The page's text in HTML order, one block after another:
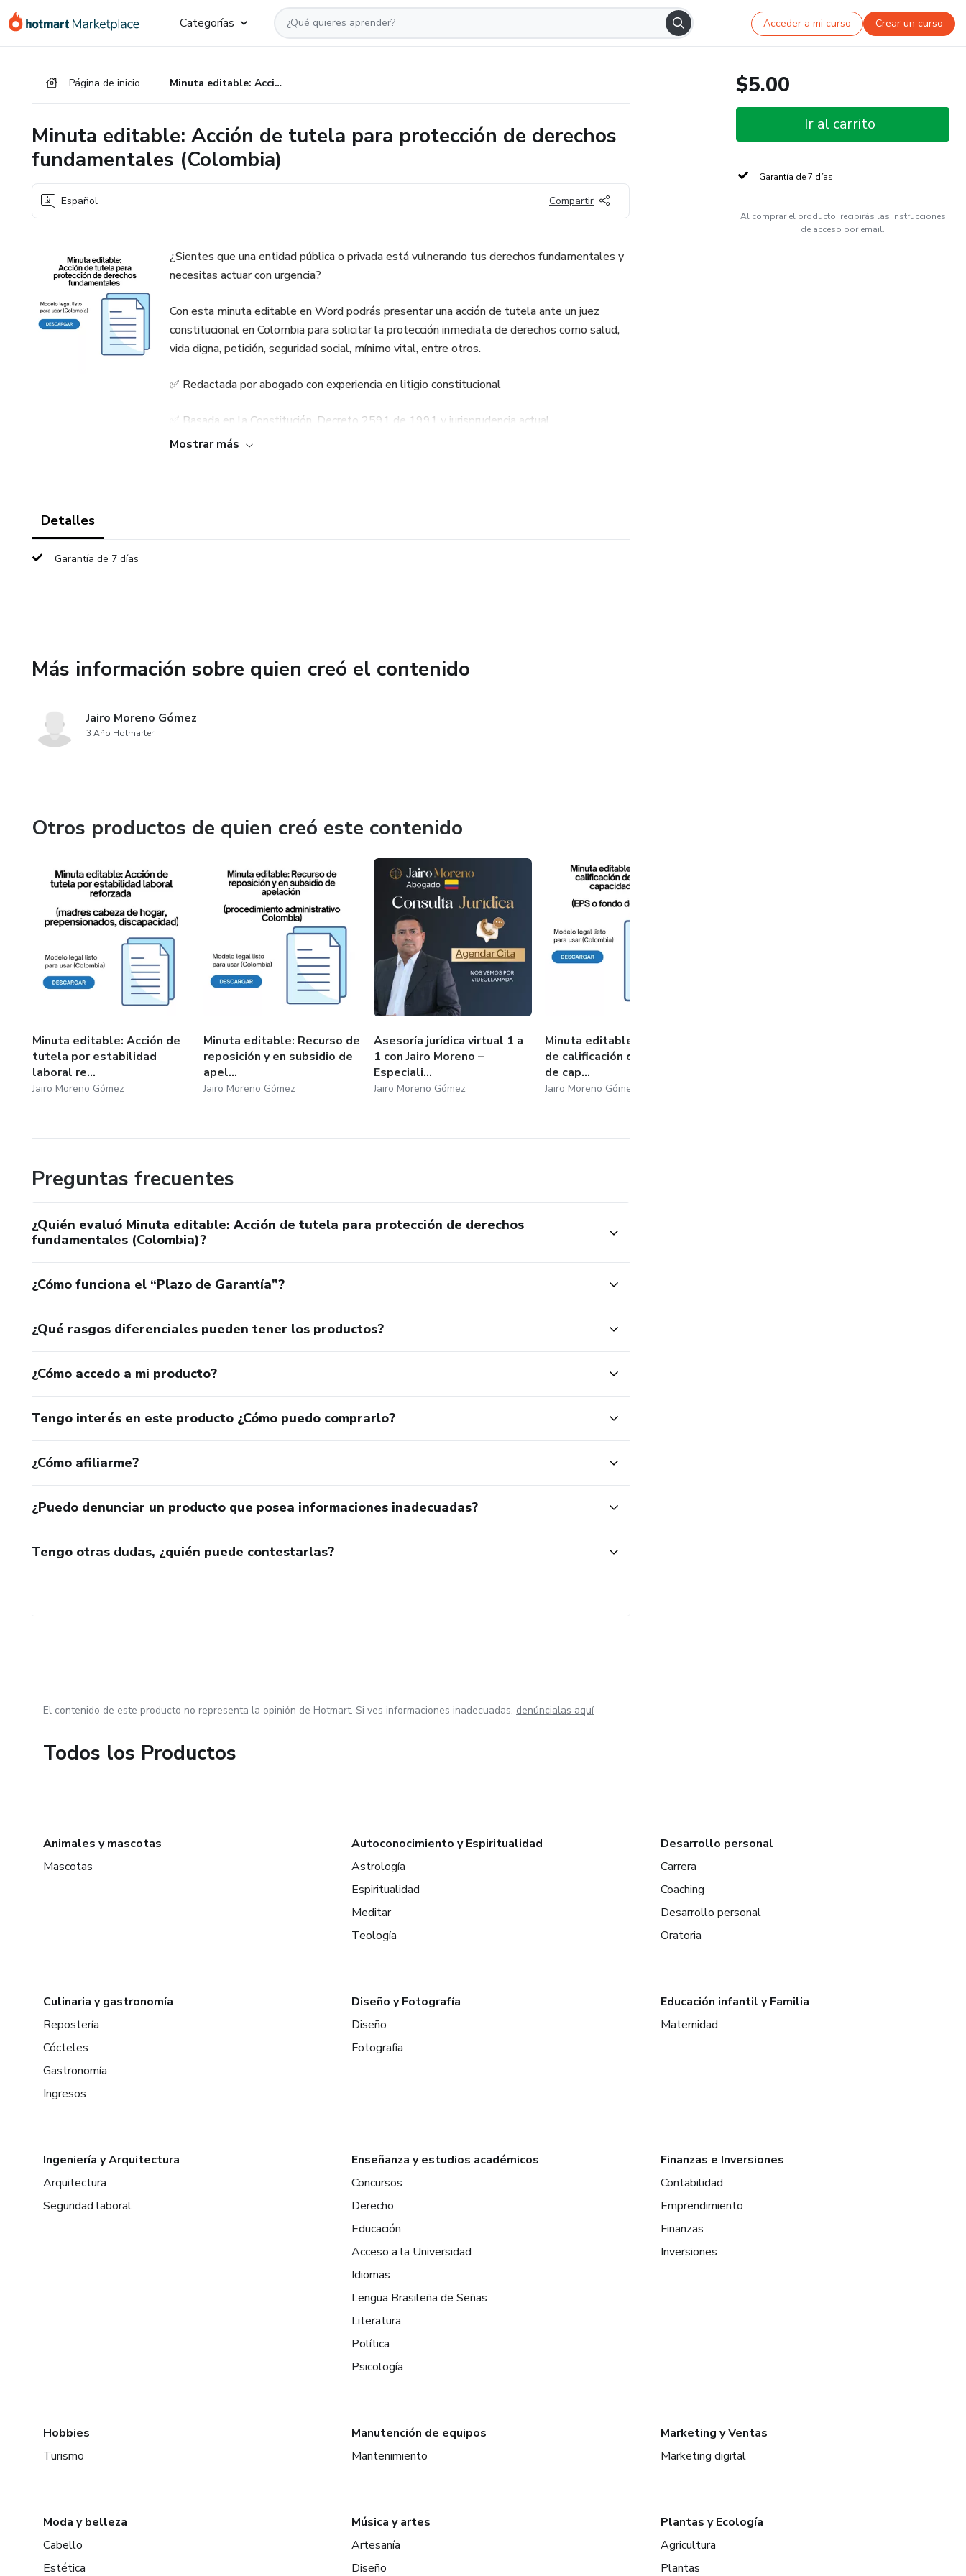
Categorías Acceder a mi curso Crear un curso
Página de inicio Minuta editable: Acción de tutela para protección de derechos fundamentales (Colombia)
Minuta editable: Acción de tutela para protección de derechos
fundamentales (Colombia)
Español Compartir
¿Sientes que una entidad pública o privada está vulnerando tus derechos fundamentales y
necesitas actuar con urgencia?
Con esta minuta editable en Word podrás presentar una acción de tutela ante un juez
constitucional en Colombia para solicitar la protección inmediata de derechos como salud,
vida digna, petición, seguridad social, mínimo vital, entre otros.
✅ Redactada por abogado con experiencia en litigio constitucional
✅ Basada en la Constitución, Decreto 2591 de 1991 y jurisprudencia actual
Mostrar más
Detalles
Garantía de 7 días
Más información sobre quien creó el contenido
Jairo Moreno Gómez
3 Año Hotmarter
Otros productos de quien creó este contenido
Minuta editable: Acción de
tutela por estabilidad
laboral re...
Jairo Moreno Gómez
Minuta editable: Recurso de
reposición y en subsidio de
apel...
Jairo Moreno Gómez
Asesoría jurídica virtual 1 a
1 con Jairo Moreno –
Especiali...
Jairo Moreno Gómez
Minuta editable: Solicitud
de calificación de pérdida
de cap...
Jairo Moreno Gómez
Preguntas frecuentes
¿Quién evaluó Minuta editable: Acción de tutela para protección de derechos
fundamentales (Colombia)?
¿Cómo funciona el “Plazo de Garantía”?
¿Qué rasgos diferenciales pueden tener los productos?
¿Cómo accedo a mi producto?
Tengo interés en este producto ¿Cómo puedo comprarlo?
¿Cómo afiliarme?
¿Puedo denunciar un producto que posea informaciones inadecuadas?
Tengo otras dudas, ¿quién puede contestarlas?
$5.00
Ir al carrito
Garantía de 7 días
Al comprar el producto, recibirás las instrucciones
de acceso por email.
El contenido de este producto no representa la opinión de Hotmart. Si ves informaciones inadecuadas, denúncialas aquí
Todos los Productos
Animales y mascotas
Mascotas
Autoconocimiento y Espiritualidad
Astrología
Espiritualidad
Meditar
Teología
Desarrollo personal
Carrera
Coaching
Desarrollo personal
Oratoria
Culinaria y gastronomía
Repostería
Cócteles
Gastronomía
Ingresos
Diseño y Fotografía
Diseño
Fotografía
Educación infantil y Familia
Maternidad
Ingeniería y Arquitectura
Arquitectura
Seguridad laboral
Enseñanza y estudios académicos
Concursos
Derecho
Educación
Acceso a la Universidad
Idiomas
Lengua Brasileña de Señas
Literatura
Política
Psicología
Finanzas e Inversiones
Contabilidad
Emprendimiento
Finanzas
Inversiones
Hobbies
Turismo
Manutención de equipos
Mantenimiento
Marketing y Ventas
Marketing digital
Moda y belleza
Cabello
Estética
Música y artes
Artesanía
Diseño
Plantas y Ecología
Agricultura
Plantas